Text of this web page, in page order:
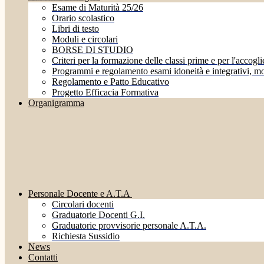
Esame di Maturità 25/26
Orario scolastico
Libri di testo
Moduli e circolari
BORSE DI STUDIO
Criteri per la formazione delle classi prime e per
Programmi e regolamento esami idoneità e integrativi,
Regolamento e Patto Educativo
Progetto Efficacia Formativa
Organigramma
Personale Docente e A.T.A
Circolari docenti
Graduatorie Docenti G.I.
Graduatorie provvisorie personale A.T.A.
Richiesta Sussidio
News
Contatti